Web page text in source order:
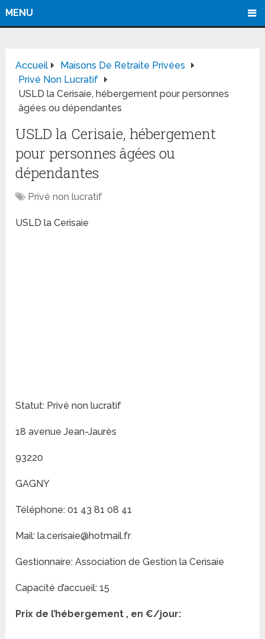
MENU
Accueil
Maisons De Retraite Privées
Privé Non Lucratif
USLD la Cerisaie, hébergement pour personnes
âgées ou dépendantes
USLD la Cerisaie, hébergement
pour personnes âgées ou
dépendantes
Privé non lucratif
USLD la Cerisaie
Statut: Privé non lucratif
18 avenue Jean-Jaurès
93220
GAGNY
Téléphone: 01 43 81 08 41
Mail: la.cerisaie@hotmail.fr
Gestionnaire: Association de Gestion la Cerisaie
Capacité d’accueil: 15
Prix de l’hébergement , en €/jour: